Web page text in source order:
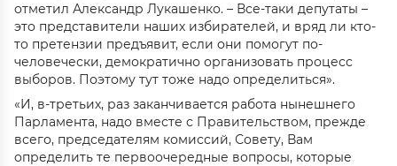
отметил Александр Лукашенко. – Все-таки депутаты –
это представители наших избирателей, и вряд ли кто-
то претензии предъявит, если они помогут по-
человечески, демократично организовать процесс
выборов. Поэтому тут тоже надо определиться».
«И, в-третьих, раз заканчивается работа нынешнего
Парламента, надо вместе с Правительством, прежде
всего, председателям комиссий, Совету, Вам
определить те первоочередные вопросы, которые